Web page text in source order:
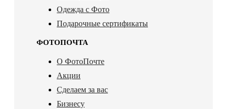
Одежда с Фото
Подарочные сертификаты
ФОТОПОЧТА
О ФотоПочте
Акции
Сделаем за вас
Бизнесу